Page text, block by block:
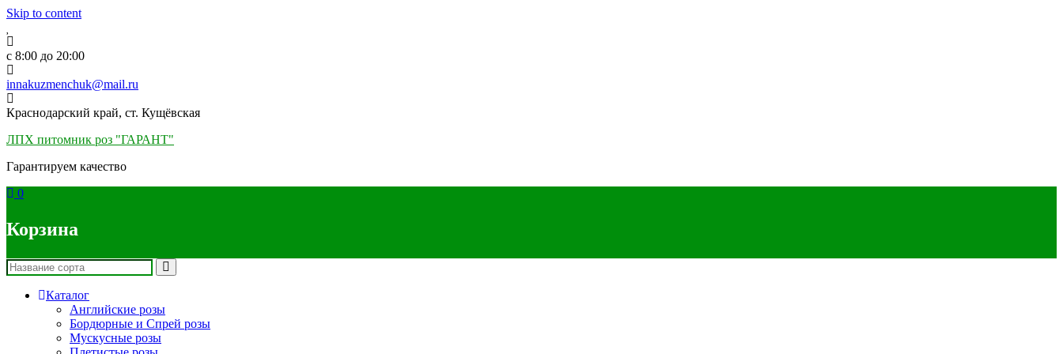
Skip to content
c 8:00 до 20:00
innakuzmenchuk@mail.ru
Краснодарский край, ст. Кущёвская
ЛПХ питомник роз "ГАРАНТ"
Гарантируем качество
0
Корзина
Каталог
Английские розы
Бордюрные и Спрей розы
Мускусные розы